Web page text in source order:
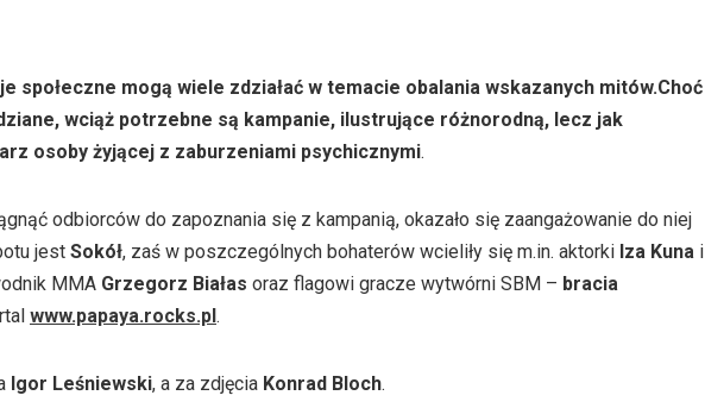
społeczne mogą wiele zdziałać w temacie obalania wskazanych mitów.Choć
wciąż potrzebne są kampanie, ilustrujące różnorodną, lecz jak
osoby żyjącej z zaburzeniami psychicznymi.
odbiorców do zapoznania się z kampanią, okazało się zaangażowanie do niej
jest Sokół, zaś w poszczególnych bohaterów wcieliły się m.in. aktorki Iza Kuna i
MMA Grzegorz Białas oraz flagowi gracze wytwórni SBM – bracia
www.papaya.rocks.pl.
Igor Leśniewski, a za zdjęcia Konrad Bloch.